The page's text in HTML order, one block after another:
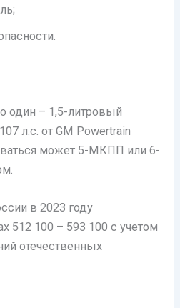
один – 1,5-литровый
л.с. от GM Powertrain
может 5-МКПП или 6-
в 2023 году
512 100 – 593 100 с учетом
отечественных